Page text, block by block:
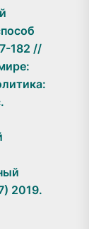
182 //
2019.